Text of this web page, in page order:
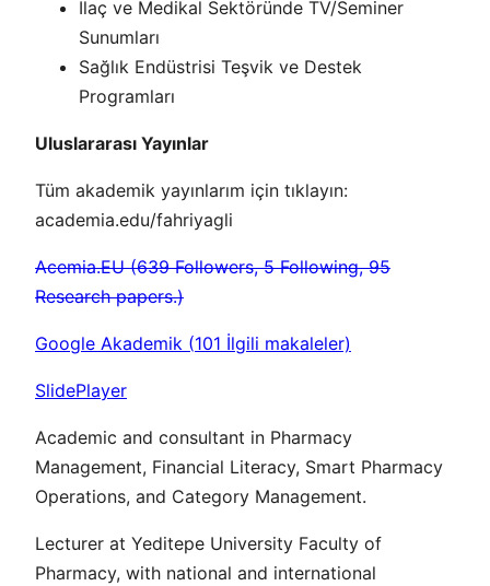
İlaç ve Medikal Sektöründe TV/Seminer
Sunumları
Sağlık Endüstrisi Teşvik ve Destek
Programları
Uluslararası Yayınlar
Tüm akademik yayınlarım için tıklayın:
academia.edu/fahriyagli
Acemia.EU (639 Followers, 5 Following, 95
Research papers.)
Google Akademik (101 İlgili makaleler)
SlidePlayer
Academic and consultant in Pharmacy
Management, Financial Literacy, Smart Pharmacy
Operations, and Category Management.
Lecturer at Yeditepe University Faculty of
Pharmacy, with national and international